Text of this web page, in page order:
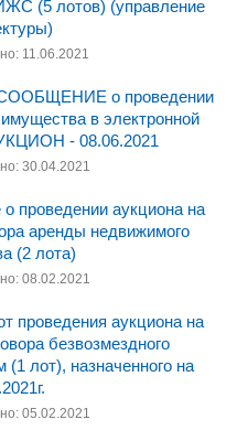
(5 лотов) (управление
11.06.2021
о проведении
в электронной
- 08.06.2021
30.04.2021
проведении аукциона на
аренды недвижимого
(2 лота)
08.02.2021
проведения аукциона на
безвозмездного
лот), назначенного на
05.02.2021